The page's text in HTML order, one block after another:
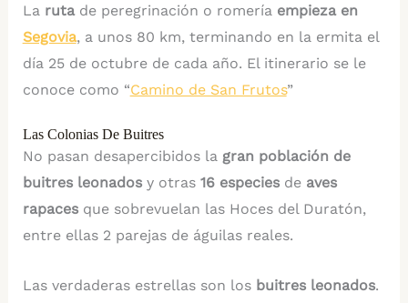
La rutade peregrinación o romería empieza en
Segovia, a unos 80 km, terminando en la ermita el
día 25 de octubre de cada año. El itinerario se le
conoce como “Camino de San Frutos”
Las Colonias De Buitres
No pasan desapercibidos la gran población de
buitres leonadosy otras 16 especies deaves
rapacesque sobrevuelan las Hoces del Duratón,
entre ellas 2 parejas de águilas reales.
Las verdaderas estrellas son los buitres leonados.